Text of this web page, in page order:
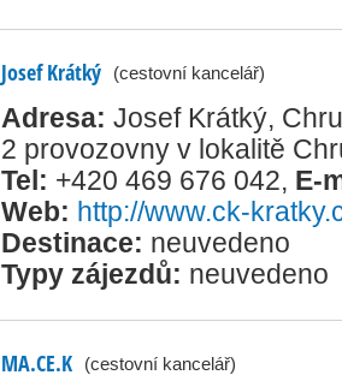
Josef Krátký (cestovní kancelář)
Adresa: Josef Krátký,
2 provozovny v lokalitě
Tel: +420 469 676 042, E-
Web: http://www.ck-
Destinace: neuvedeno
Typy zájezdů: neuvedeno
MA.CE.K (cestovní kancelář)